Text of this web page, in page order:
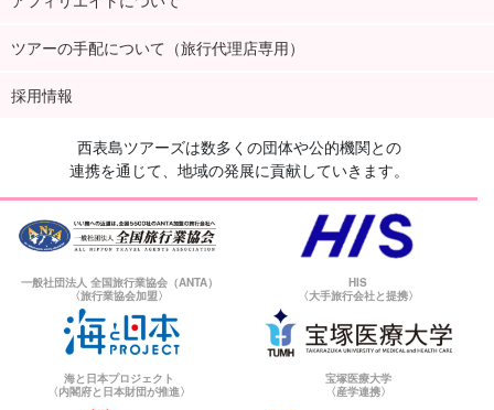
ツアーの手配について（旅行代理店専用）
採用情報
西表島ツアーズは数多くの団体や公的機関との
連携を通じて、地域の発展に貢献していきます。
一般社団法人 全国旅行業協会（ANTA）
〈旅行業協会加盟〉
HIS
〈大手旅行会社と提携〉
海と日本プロジェクト
〈内閣府と日本財団が推進〉
宝塚医療大学
〈産学連携〉